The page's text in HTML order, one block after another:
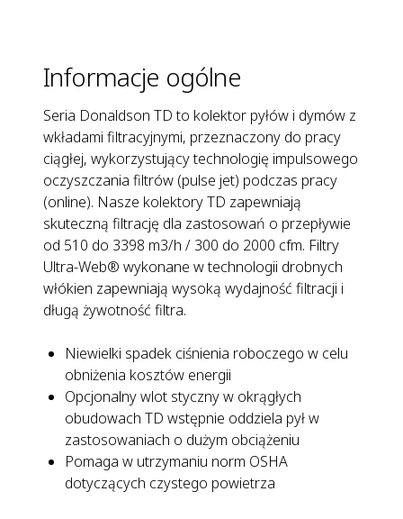
Informacje ogólne
Seria Donaldson TD to kolektor pyłów i dymów z
wkładami filtracyjnymi, przeznaczony do pracy
ciągłej, wykorzystujący technologię impulsowego
oczyszczania filtrów (pulse jet) podczas pracy
(online). Nasze kolektory TD zapewniają
skuteczną filtrację dla zastosowań o przepływie
od 510 do 3398 m3/h / 300 do 2000 cfm. Filtry
Ultra-Web® wykonane w technologii drobnych
włókien zapewniają wysoką wydajność filtracji i
długą żywotność filtra.
Niewielki spadek ciśnienia roboczego w celu
obniżenia kosztów energii
Opcjonalny wlot styczny w okrągłych
obudowach TD wstępnie oddziela pył w
zastosowaniach o dużym obciążeniu
Pomaga w utrzymaniu norm OSHA
dotyczących czystego powietrza